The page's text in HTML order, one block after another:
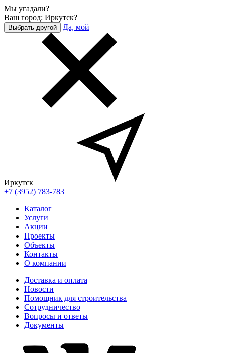
Мы угадали?
Ваш город: Иркутск?
Выбрать другой Да, мой
Иркутск
+7 (3952) 783-783
Каталог
Услуги
Акции
Проекты
Объекты
Контакты
О компании
Доставка и оплата
Новости
Помощник для строительства
Сотрудничество
Вопросы и ответы
Документы